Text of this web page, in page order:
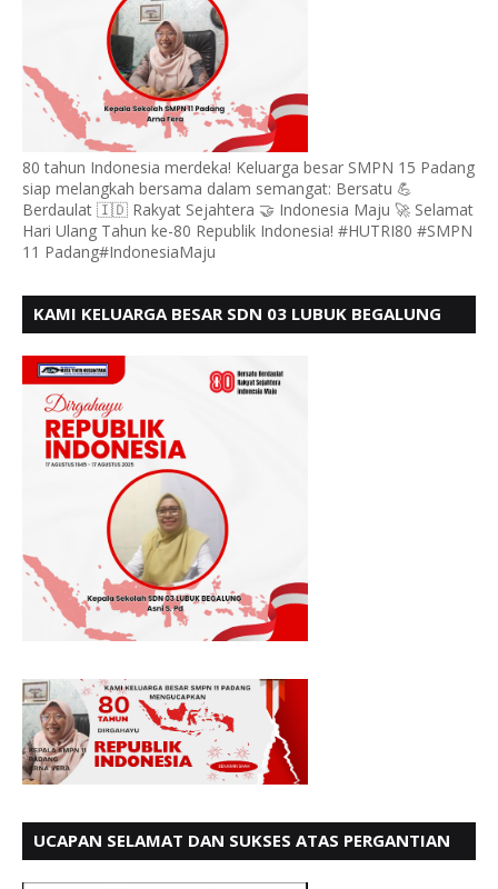
80 tahun Indonesia merdeka! Keluarga besar SMPN 15 Padang
siap melangkah bersama dalam semangat: Bersatu 💪
Berdaulat 🇮🇩 Rakyat Sejahtera 🤝 Indonesia Maju 🚀 Selamat
Hari Ulang Tahun ke-80 Republik Indonesia! #HUTRI80 #SMPN
11 Padang#IndonesiaMaju
KAMI KELUARGA BESAR SDN 03 LUBUK BEGALUNG
UCAPAN SELAMAT DAN SUKSES ATAS PERGANTIAN